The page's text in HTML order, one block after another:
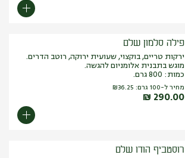
פילה סלמון שלם
ירקות טריים, בוקצוי, שעועית ירוקה, רוטב הדרים.
מוגש בתבנית אלומניום להגשה.
כמות: 800 גרם.
מחיר ל-100 גרם: ₪36.25
₪ 290.00
רוסטביף הודו שלם